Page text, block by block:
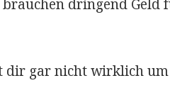
dringend Geld
dir gar nicht wirklich